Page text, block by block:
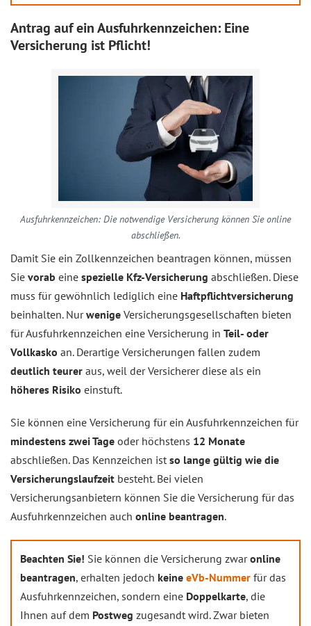
Antrag auf ein Ausfuhrkennzeichen: Eine
Versicherung ist Pflicht!
Ausfuhrkennzeichen: Die notwendige Versicherung können Sie online
abschließen.
Damit Sie ein Zollkennzeichen beantragen können, müssen
Sie vorab eine spezielle Kfz-Versicherung abschließen. Diese
muss für gewöhnlich lediglich eine Haftpflichtversicherung
beinhalten. Nurwenige Versicherungsgesellschaften bieten
für Ausfuhrkennzeichen eine Versicherung in Teil- oder
Vollkasko an. Derartige Versicherungen fallen zudem
deutlich teurer aus, weil der Versicherer diese als ein
höheres Risiko einstuft.
Sie können eine Versicherung für ein Ausfuhrkennzeichen für
mindestens zwei Tage oder höchstens 12 Monate
abschließen. Das Kennzeichen ist so lange gültig wie die
Versicherungslaufzeit besteht. Bei vielen
Versicherungsanbietern können Sie die Versicherung für das
Ausfuhrkennzeichen auch online beantragen.
Beachten Sie! Sie können die Versicherung zwaronline
beantragen, erhalten jedoch keine eVb-Nummer für das
Ausfuhrkennzeichen, sondern eine Doppelkarte, die
Ihnen auf dem Postweg zugesandt wird. Zwar bieten